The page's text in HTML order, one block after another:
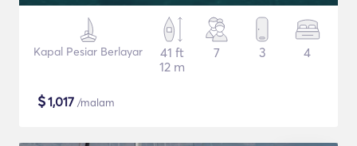
Kapal Pesiar Berlayar
41 ft
12 m
7 3 4
$1,017 /malam